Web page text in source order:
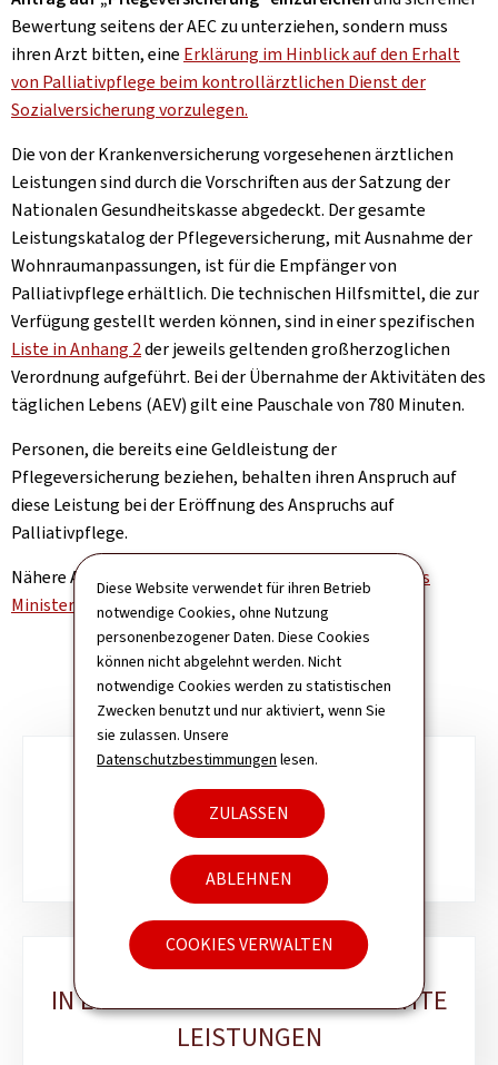
Diese Website verwendet für ihren Betrieb
notwendige Cookies, ohne Nutzung
personenbezogener Daten. Diese Cookies
können nicht abgelehnt werden. Nicht
notwendige Cookies werden zu statistischen
Zwecken benutzt und nur aktiviert, wenn Sie
sie zulassen. Unsere
Datenschutzbestimmungen lesen.
ZULASSEN
ABLEHNEN
COOKIES VERWALTEN
Bewertung seitens der AEC zu unterziehen, sondern muss
ihren Arzt bitten, eine Erklärung im Hinblick auf den Erhalt
von Palliativpflege beim kontrollärztlichen Dienst der
Sozialversicherung vorzulegen.
Die von der Krankenversicherung vorgesehenen ärztlichen
Leistungen sind durch die Vorschriften aus der Satzung der
Nationalen Gesundheitskasse abgedeckt. Der gesamte
Leistungskatalog der Pflegeversicherung, mit Ausnahme der
Wohnraumanpassungen, ist für die Empfänger von
Palliativpflege erhältlich. Die technischen Hilfsmittel, die zur
Verfügung gestellt werden können, sind in einer spezifischen
Liste in Anhang 2der jeweils geltenden großherzoglichen
Verordnung aufgeführt. Bei der Übernahme der Aktivitäten des
täglichen Lebens (AEV) gilt eine Pauschale von 780 Minuten.
Personen, die bereits eine Geldleistung der
Pflegeversicherung beziehen, behalten ihren Anspruch auf
diese Leistung bei der Eröffnung des Anspruchs auf
Palliativpflege.
Nähere Auskünfte erhalten Sie auch auf der
Website des
Ministeriums für Gesundheit und soziale Sicherheit
Unterrubriken
IM HÄUSLICHEN UMFELD
ERBRACHTE LEISTUNGEN
IN EINER EINRICHTUNG ERBRACHTE
LEISTUNGEN